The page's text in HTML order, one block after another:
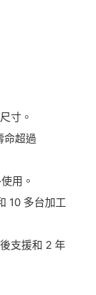
寸。
命超過
用。
10 多台加工
支援和 2 年